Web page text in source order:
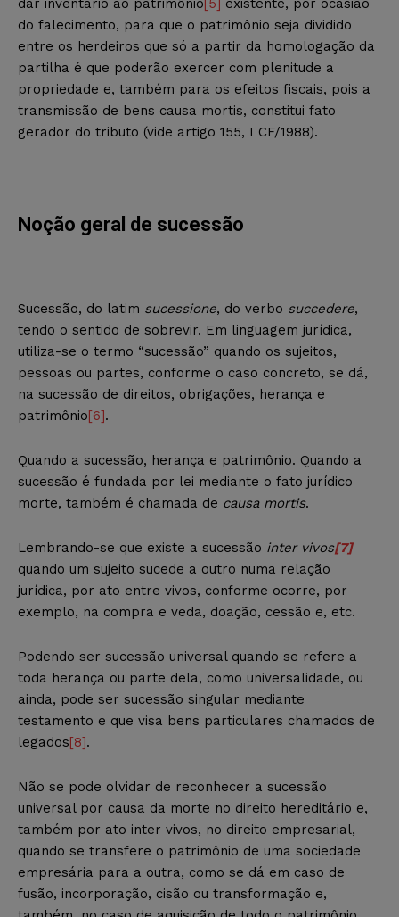
do falecimento, para que o patrimônio seja dividido
entre os herdeiros que só a partir da homologação da
partilha é que poderão exercer com plenitude a
propriedade e, também para os efeitos fiscais, pois a
transmissão de bens causa mortis, constitui fato
gerador do tributo (vide artigo 155, I CF/1988).
Noção geral de sucessão
Sucessão, do latim sucessione, do verbo succedere,
tendo o sentido de sobrevir. Em linguagem jurídica,
utiliza-se o termo “sucessão” quando os sujeitos,
pessoas ou partes, conforme o caso concreto, se dá,
na sucessão de direitos, obrigações, herança e
patrimônio[6].
Quando a sucessão, herança e patrimônio. Quando a
sucessão é fundada por lei mediante o fato jurídico
morte, também é chamada de causa mortis.
Lembrando-se que existe a sucessão inter vivos[7]
quando um sujeito sucede a outro numa relação
jurídica, por ato entre vivos, conforme ocorre, por
exemplo, na compra e veda, doação, cessão e, etc.
Podendo ser sucessão universal quando se refere a
toda herança ou parte dela, como universalidade, ou
ainda, pode ser sucessão singular mediante
testamento e que visa bens particulares chamados de
legados[8].
Não se pode olvidar de reconhecer a sucessão
universal por causa da morte no direito hereditário e,
também por ato inter vivos, no direito empresarial,
quando se transfere o patrimônio de uma sociedade
empresária para a outra, como se dá em caso de
fusão, incorporação, cisão ou transformação e,